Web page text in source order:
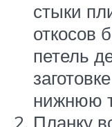
стыки
откосов
петель
нижнюю
Планку